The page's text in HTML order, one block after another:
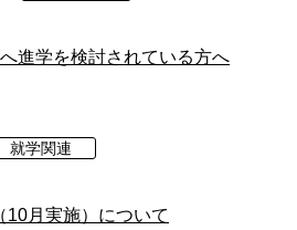
進学を検討されている方へ
就学関連
月実施）について